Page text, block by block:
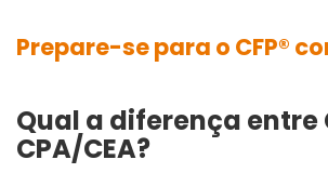
Prepare-se para o CFP®
Qual a diferença entre
CPA/CEA?